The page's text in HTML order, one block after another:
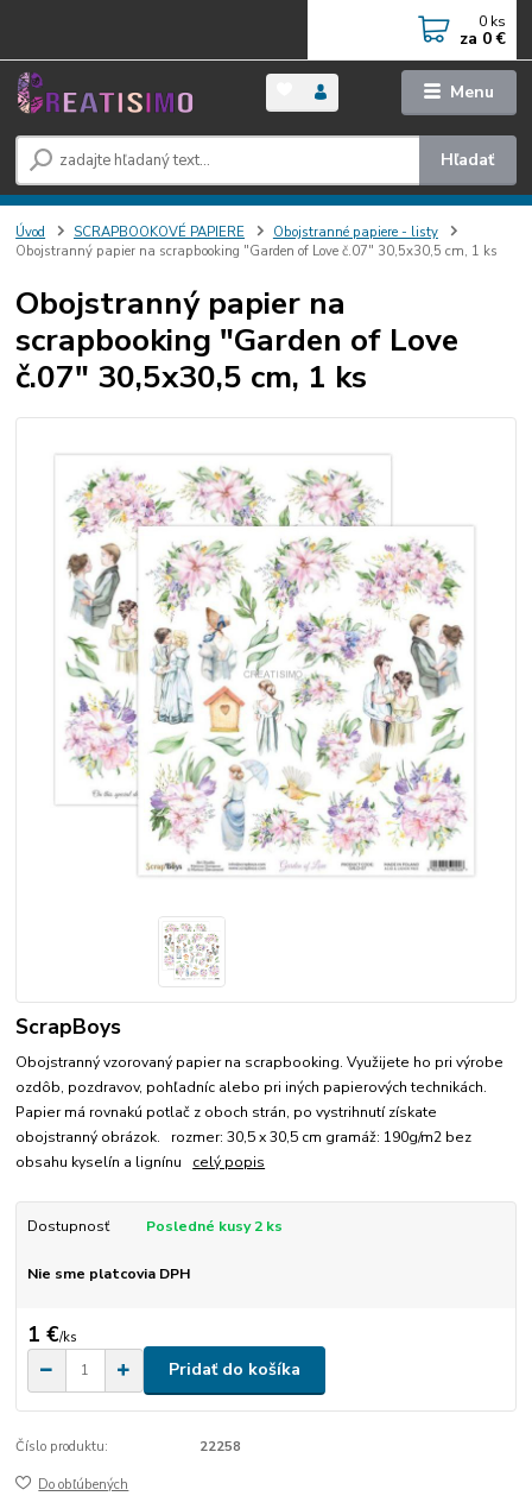
Menu
Hľadať
0 ks
za 0 €
Úvod SCRAPBOOKOVÉ PAPIERE
Obojstranné papiere - listy
Obojstranný papier na scrapbooking "Garden of Love č.07" 30,5x30,5 cm, 1 ks
Obojstranný papier na
scrapbooking "Garden of Love
č.07" 30,5x30,5 cm, 1 ks
ScrapBoys
Obojstranný vzorovaný papier na scrapbooking. Využijete ho pri výrobe
ozdôb, pozdravov, pohľadníc alebo pri iných papierových technikách.
Papier má rovnakú potlač z oboch strán, po vystrihnutí získate
obojstranný obrázok. rozmer: 30,5 x 30,5 cm gramáž: 190g/m2 bez
obsahu kyselín a lignínu celý popis
Dostupnosť Posledné kusy 2 ks
Nie sme platcovia DPH
1 €/ks
Pridať do košíka
Číslo produktu: 22258
Do obľúbených